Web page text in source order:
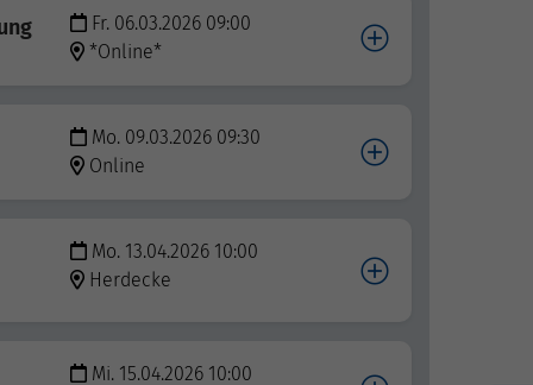
Fr. 06.03.2026 09:00
*Online*
Mo. 09.03.2026 09:30
Online
Mo. 13.04.2026 10:00
Herdecke
Mi. 15.04.2026 10:00